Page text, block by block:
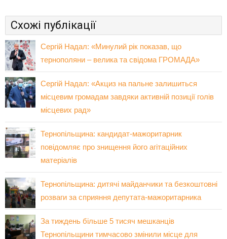
Схожі публікації
Сергій Надал: «Минулий рік показав, що
тернополяни – велика та свідома ГРОМАДА»
Сергій Надал: «Акциз на пальне залишиться
місцевим громадам завдяки активній позиції голів
місцевих рад»
Тернопільщина: кандидат-мажоритарник
повідомляє про знищення його агітаційних
матеріалів
Тернопільщина: дитячі майданчики та безкоштовні
розваги за сприяння депутата-мажоритарника
За тиждень більше 5 тисяч мешканців
Тернопільщини тимчасово змінили місце для